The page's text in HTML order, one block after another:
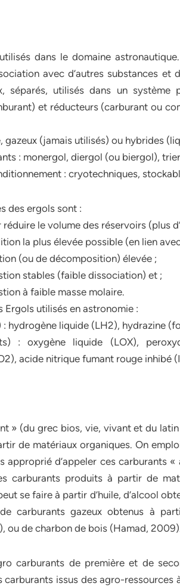
dans le domaine
avec d’autres substances et
séparés, utilisés dans un
et réducteurs (carburant ou
gazeux (jamais utilisés) ou hybrides
: monergol, diergol (ou biergol),
: cryotechniques,
des ergols sont :
le volume des réservoirs (plus
la plus élevée possible (en lien
(ou de décomposition) élevée ;
stables (faible dissociation) et ;
à faible masse molaire.
Ergols utilisés en astronomie :
hydrogène liquide (LH2), hydrazine
: oxygène liquide (LOX),
acide nitrique fumant rouge inhibé
» (du grec bios, vie, vivant et du
de matériaux organiques. On
approprié d’appeler ces carburants
carburants produits à partir de
se faire à partir d’huile, d’alcool
carburants gazeux obtenus à
ou de charbon de bois (Hamad,
carburants de première et de
issus des agro-ressources